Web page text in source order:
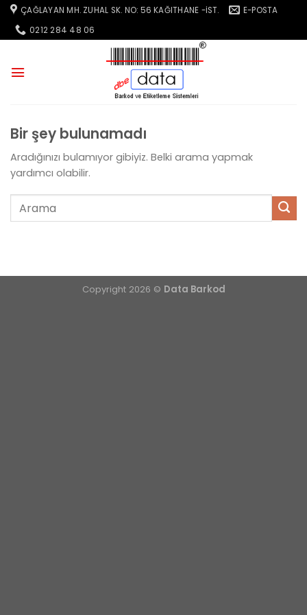
İçeriğe
atla
ÇAĞLAYAN MH. ZUHAL SK. NO: 56 KAĞITHANE -İST.
E-POSTA
0212 284 48 06
Bir şey bulunamadı
Aradığınızı bulamıyor gibiyiz. Belki arama yapmak
yardımcı olabilir.
Copyright 2026 © Data Barkod